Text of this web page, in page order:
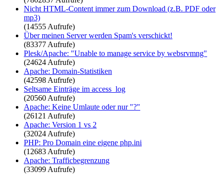
Nicht HTML-Content immer zum Download (z.B. PDF oder
mp3)
(14555 Aufrufe)
Über meinen Server werden Spam's verschickt!
(83377 Aufrufe)
Plesk/Apache: "Unable to manage service by websrvmng"
(24624 Aufrufe)
Apache: Domain-Statistiken
(42598 Aufrufe)
Seltsame Einträge im access_log
(20560 Aufrufe)
Apache: Keine Umlaute oder nur "?"
(26121 Aufrufe)
Apache: Version 1 vs 2
(32024 Aufrufe)
PHP: Pro Domain eine eigene php.ini
(12683 Aufrufe)
Apache: Trafficbegrenzung
(33099 Aufrufe)